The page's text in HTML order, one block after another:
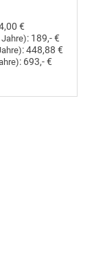
€
: 189,- €
:448,88 €
: 693,- €